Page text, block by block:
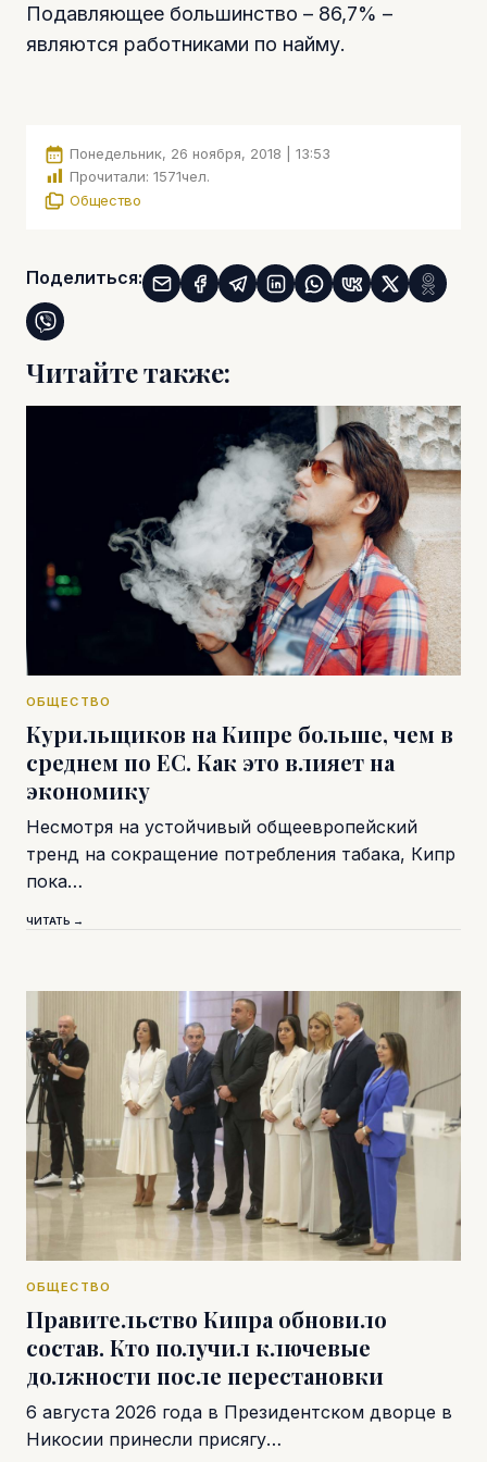
Подавляющее большинство – 86,7% –
являются работниками по найму.
Понедельник, 26 ноября, 2018 | 13:53
Прочитали: 1571чел.
Общество
Поделиться:
Читайте также:
ОБЩЕСТВО
Курильщиков на Кипре больше, чем в
среднем по ЕС. Как это влияет на
экономику
Несмотря на устойчивый общеевропейский
тренд на сокращение потребления табака, Кипр
пока…
ЧИТАТЬ →
ОБЩЕСТВО
Правительство Кипра обновило
состав. Кто получил ключевые
должности после перестановки
6 августа 2026 года в Президентском дворце в
Никосии принесли присягу…